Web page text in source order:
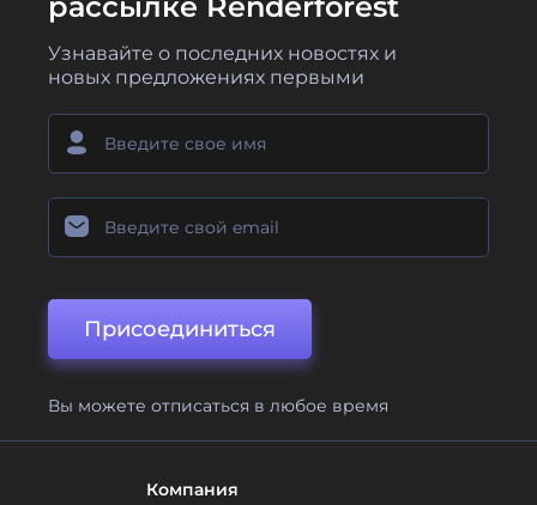
Узнавайте о последних новостях и
новых предложениях первыми
Присоединиться
Вы можете отписаться в любое время
Компания